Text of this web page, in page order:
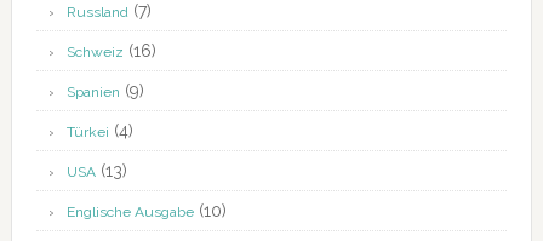
Russland(7)
Schweiz (16)
Spanien (9)
Türkei (4)
USA(13)
Englische Ausgabe(10)